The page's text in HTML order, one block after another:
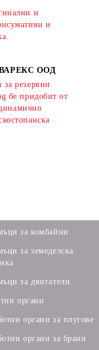
и
и
ВАРЕКС ООД
резервни
бе придобит от
за комбайни
за земеделска
за двигатели
органи
органи за плугове
органи за брани